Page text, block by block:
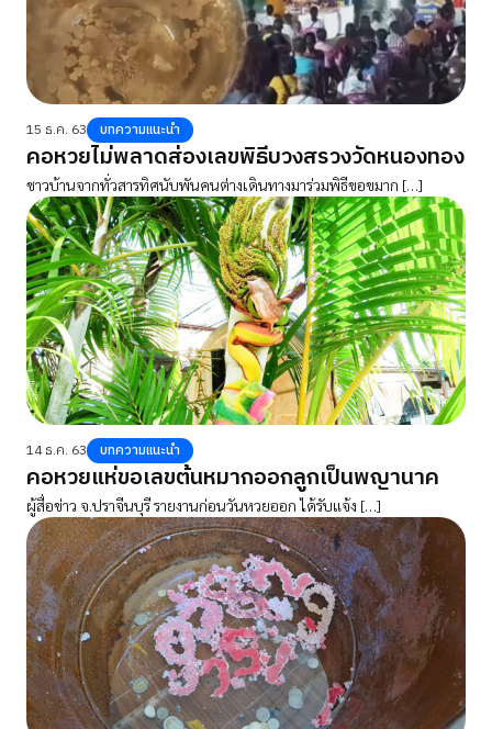
15 ธ.ค. 63 บทความแนะนำ
คอหวยไม่พลาดส่องเลขพิธีบวงสรวงวัดหนองทอง
ชาวบ้านจากทั่วสารทิศนับพันคนต่างเดินทางมาร่วมพิธีขอขมาก […]
14 ธ.ค. 63 บทความแนะนำ
คอหวยแห่ขอเลขต้นหมากออกลูกเป็นพญานาค
ผู้สื่อข่าว จ.ปราจีนบุรี รายงานก่อนวันหวยออก ได้รับแจ้ง […]